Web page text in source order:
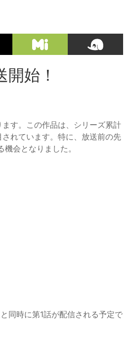
始！
す。この作品は、シリーズ累計
れています。特に、放送前の先
会となりました。
同時に第1話が配信される予定で